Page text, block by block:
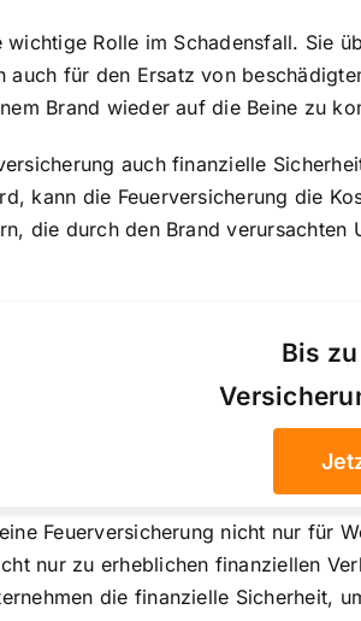
wichtige Rolle im Schadensfall. Sie
auch für den Ersatz von
Brand wieder auf die Beine zu
auch finanzielle
kann die Feuerversicherung die
die durch den Brand
Bis
Feuerversicherung nicht nur für
nur zu erheblichen finanziellen
die finanzielle Sicherheit,